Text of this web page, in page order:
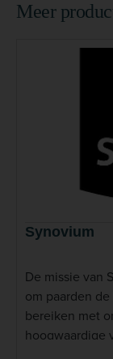
Meer
Synovium
De missie van
om paarden
bereiken met
hoogwaardige